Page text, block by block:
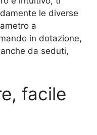
le diverse
a
in dotazione,
da seduti,
facile